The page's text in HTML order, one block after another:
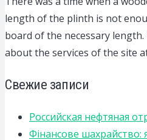
length of the plinth is not
board of the necessary
about the services of the site
Свежие записи
Российская нефтяная
Фінансове шахрайство: